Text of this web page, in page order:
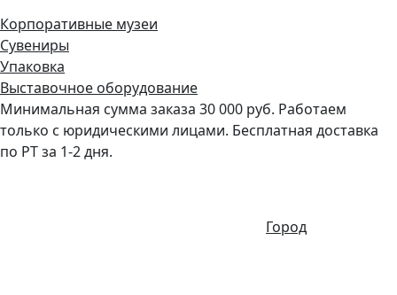
Корпоративные музеи
Сувениры
Упаковка
Выставочное оборудование
Минимальная сумма заказа 30 000 руб. Работаем
только с юридическими лицами. Бесплатная доставка
по РТ за 1-2 дня.
Город